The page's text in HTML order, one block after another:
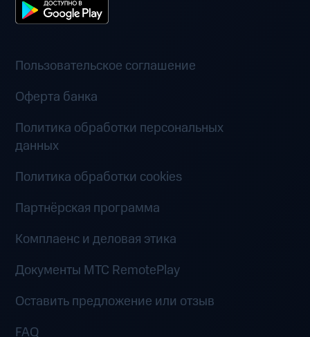
Пользовательское соглашение
Оферта банка
Политика обработки персональных
данных
Политика обработки cookies
Партнёрская программа
Комплаенс и деловая этика
Документы MTC RemotePlay
Оставить предложение или отзыв
FAQ